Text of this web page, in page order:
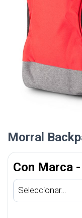
Morral
Con Marca